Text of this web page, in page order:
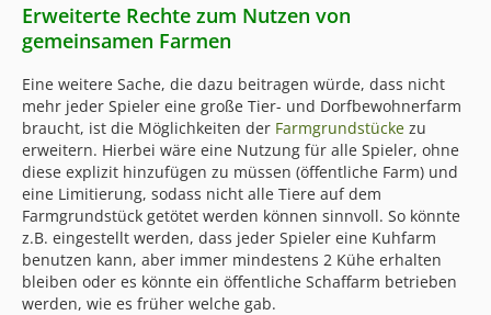
Erweiterte Rechte zum Nutzen von
gemeinsamen Farmen
Eine weitere Sache, die dazu beitragen würde, dass nicht
mehr jeder Spieler eine große Tier- und Dorfbewohnerfarm
braucht, ist die Möglichkeiten der Farmgrundstücke zu
erweitern. Hierbei wäre eine Nutzung für alle Spieler, ohne
diese explizit hinzufügen zu müssen (öffentliche Farm) und
eine Limitierung, sodass nicht alle Tiere auf dem
Farmgrundstück getötet werden können sinnvoll. So könnte
z.B. eingestellt werden, dass jeder Spieler eine Kuhfarm
benutzen kann, aber immer mindestens 2 Kühe erhalten
bleiben oder es könnte ein öffentliche Schaffarm betrieben
werden, wie es früher welche gab.